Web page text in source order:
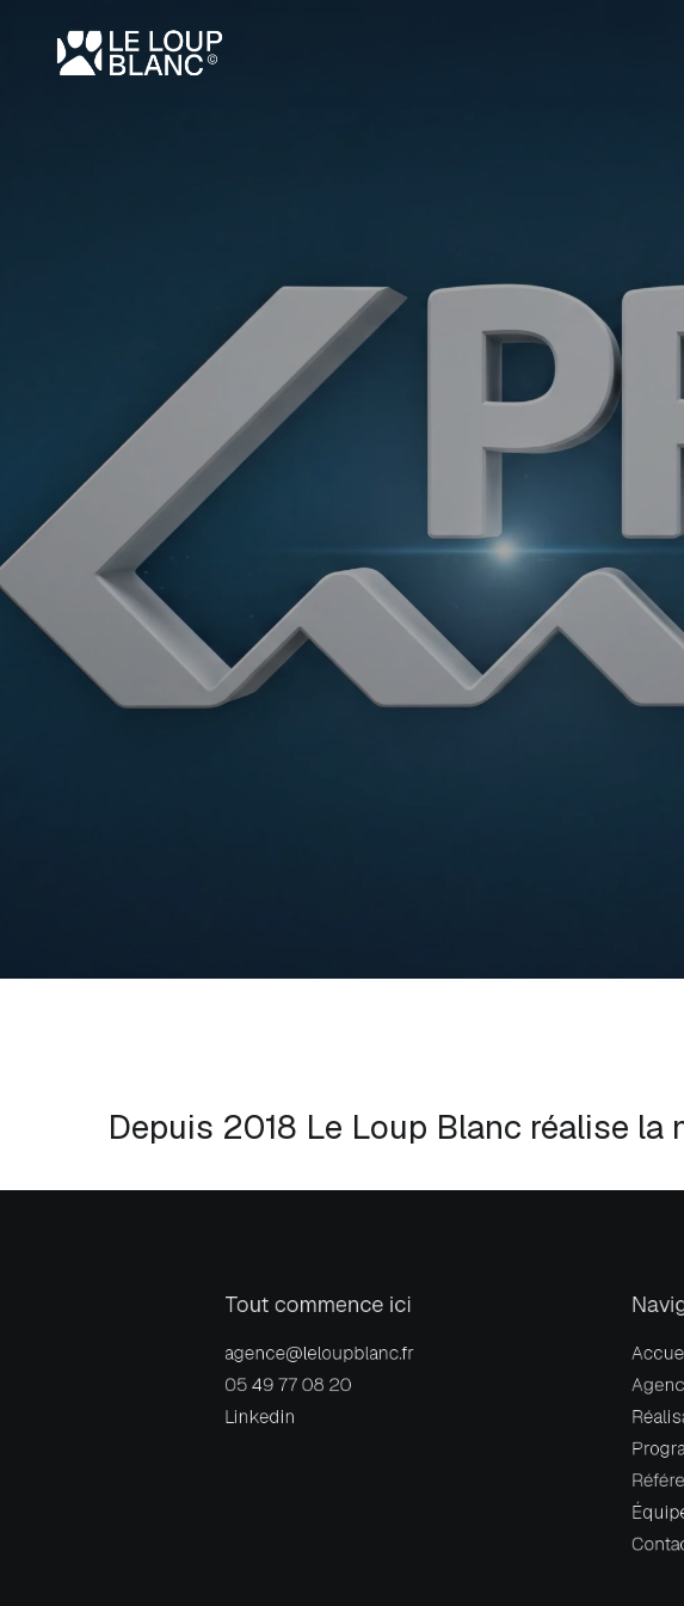
Depuis 2018 Le Loup Blanc réalise
Tout commence ici
agence@leloupblanc.fr
05 49 77 08 20
Linkedin